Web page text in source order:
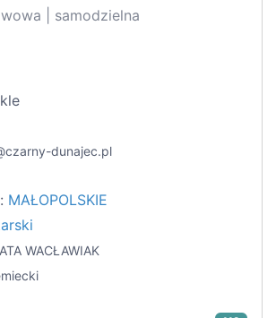
| samodzielna
dunajec.pl
MAŁOPOLSKIE
WACŁAWIAK